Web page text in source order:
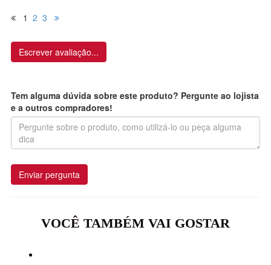
1 2 3
Escrever avaliação...
Tem alguma dúvida sobre este produto? Pergunte ao lojista
e a outros compradores!
Enviar pergunta
VOCÊ TAMBÉM VAI GOSTAR